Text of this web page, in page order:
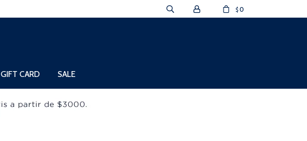
GIFT CARD SALE
$ 0